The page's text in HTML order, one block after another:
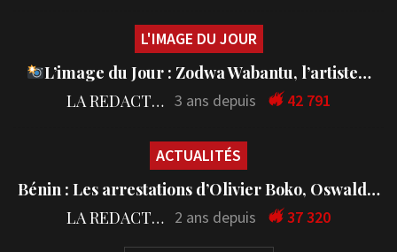
L'IMAGE DU JOUR
L’image du Jour : Zodwa Wabantu, l’artiste…
LA REDACTION 3 ans depuis 42 791
ACTUALITÉS
Bénin : Les arrestations d’Olivier Boko, Oswald…
LA REDACTION 2 ans depuis 37 320